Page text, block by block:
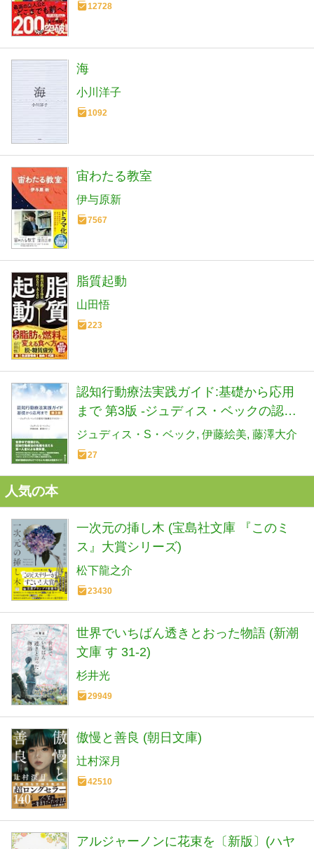
12728
海
小川洋子
1092
宙わたる教室
伊与原新
7567
脂質起動
山田悟
223
認知行動療法実践ガイド:基礎から応用
まで 第3版 -ジュディス・ベックの認知
行動療法テキスト
ジュディス・S・ベック 伊藤絵美 藤澤大介
27
人気の本
一次元の挿し木 (宝島社文庫 『このミ
ス』大賞シリーズ)
松下龍之介
23430
世界でいちばん透きとおった物語 (新潮
文庫 す 31-2)
杉井光
29949
傲慢と善良 (朝日文庫)
辻村深月
42510
アルジャーノンに花束を〔新版〕(ハヤ